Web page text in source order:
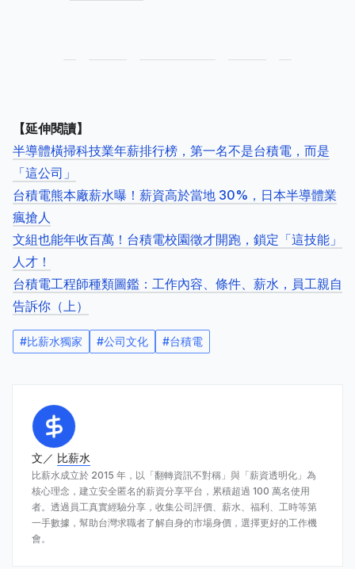
【延伸閱讀】
半導體橫掃科技業年薪排行榜，第一名不是台積電，而是
「這公司」
台積電熊本廠薪水曝！薪資高於當地 30%，日本半導體業
瘋搶人
文組也能年收百萬！台積電校園徵才開跑，鎖定「這技能」
人才！
台積電工程師種類圖鑑：工作內容、條件、薪水，員工親自
告訴你（上）
#比薪水獨家 #公司文化 #台積電
文／ 比薪水
比薪水成立於 2015 年，以「翻轉資訊不對稱」與「薪資透明化」為
核心理念，建立安全匿名的薪資分享平台，累積超過 100 萬名使用
者。透過員工真實經驗分享，收集公司評價、薪水、福利、工時等第
一手數據，幫助台灣求職者了解自身的市場身價，選擇更好的工作機
會。